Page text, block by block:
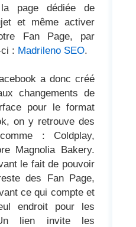
page dédiée de
et même activer
Fan Page, par
: Madrileno SEO.
a donc créé
changements de
pour le format
on y retrouve des
: Coldplay,
Magnolia Bakery.
le fait de pouvoir
des Fan Page,
ce qui compte et
endroit pour les
lien invite les